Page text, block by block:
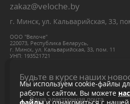
zakaz@veloche.by
г. Минск, ул. Кальварийская, 33,
ООО "Велоче"
220073, Республика Беларусь,
г. Минск, ул. Кальварийская, 33, пом. 11
УНП: 193521721
Будьте в курсе наших
Мы используем cookie-файлы
работы с сайтом. Вы можете